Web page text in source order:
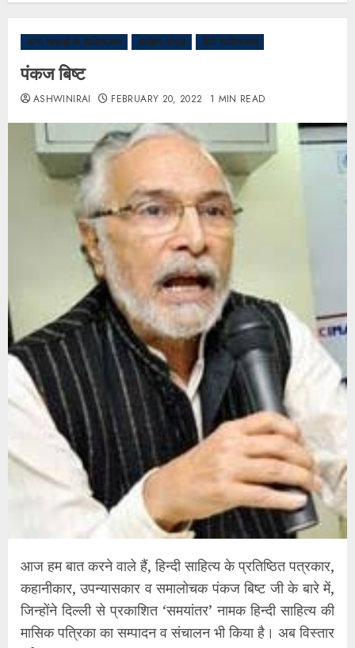
अन्य भाषाओं के साहित्यकार साहित्य संग्रह हिंदी साहित्यकार
पंकज बिष्ट
ASHWINIRAI FEBRUARY 20, 2022 1 MIN READ
आज हम बात करने वाले हैं, हिन्दी साहित्य के प्रतिष्ठित पत्रकार,
कहानीकार, उपन्यासकार व समालोचक पंकज बिष्ट जी के बारे में,
जिन्होंने दिल्ली से प्रकाशित ‘समयांतर’ नामक हिन्दी साहित्य की
मासिक पत्रिका का सम्पादन व संचालन भी किया है। अब विस्तार